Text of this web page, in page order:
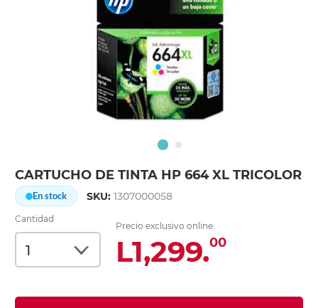
CARTUCHO DE TINTA HP 664 XL TRICOLOR
En stock SKU:1307000058
Cantidad
Precio exclusivo online:
L1,299.00